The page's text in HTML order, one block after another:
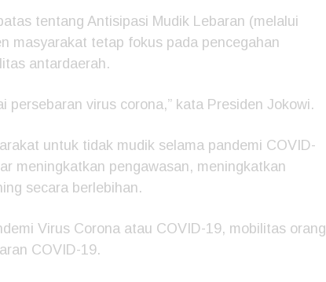
tentang Antisipasi Mudik Lebaran (melalui
masyarakat tetap fokus pada pencegahan
antardaerah.
virus corona,” kata Presiden Jokowi.
untuk tidak mudik selama pandemi COVID-
meningkatkan pengawasan, meningkatkan
secara berlebihan.
Virus Corona atau COVID-19, mobilitas orang
COVID-19.